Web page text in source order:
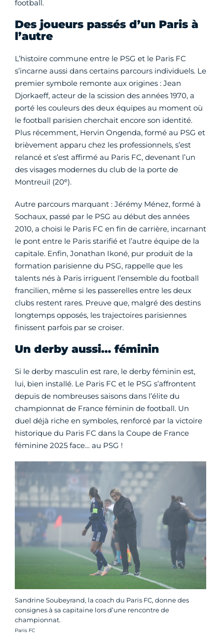
football.
Des joueurs passés d’un Paris à
l’autre
L’histoire commune entre le PSG et le Paris FC
s’incarne aussi dans certains parcours individuels. Le
premier symbole remonte aux origines : Jean
Djorkaeff, acteur de la scission des années 1970, a
porté les couleurs des deux équipes au moment où
le football parisien cherchait encore son identité.
Plus récemment, Hervin Ongenda, formé au PSG et
brièvement apparu chez les professionnels, s’est
relancé et s’est affirmé au Paris FC, devenant l’un
des visages modernes du club de la porte de
Montreuil (20e).
Autre parcours marquant : Jérémy Ménez, formé à
Sochaux, passé par le PSG au début des années
2010, a choisi le Paris FC en fin de carrière, incarnant
le pont entre le Paris starifié et l’autre équipe de la
capitale. Enfin, Jonathan Ikoné, pur produit de la
formation parisienne du PSG, rappelle que les
talents nés à Paris irriguent l’ensemble du football
francilien, même si les passerelles entre les deux
clubs restent rares. Preuve que, malgré des destins
longtemps opposés, les trajectoires parisiennes
finissent parfois par se croiser.
Un derby aussi… féminin
Si le derby masculin est rare, le derby féminin est,
lui, bien installé. Le Paris FC et le PSG s’affrontent
depuis de nombreuses saisons dans l’élite du
championnat de France féminin de football. Un
duel déjà riche en symboles, renforcé par la victoire
historique du Paris FC dans la Coupe de France
féminine 2025 face… au PSG !
Sandrine Soubeyrand, la coach du Paris FC, donne des
consignes à sa capitaine lors d’une rencontre de
championnat.
Crédit photo :
Paris FC